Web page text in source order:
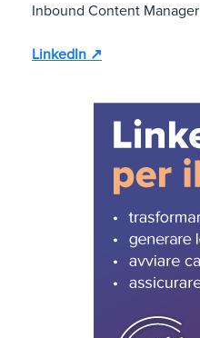
Inbound Content Manager
LinkedIn ↗